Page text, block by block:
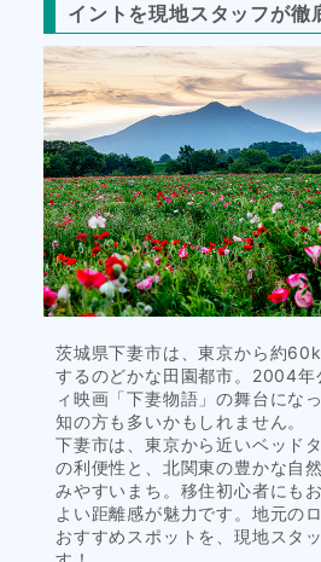
イントを現地スタッフが徹
茨城県下妻市は、東京から約
するのどかな田園都市。2004年
ィ映画「下妻物語」の舞台にな
知の方も多いかもしれません。
下妻市は、東京から近いベッド
の利便性と、北関東の豊かな自
みやすいまち。移住初心者にも
よい距離感が魅力です。地元の
おすすめスポットを、現地スタ